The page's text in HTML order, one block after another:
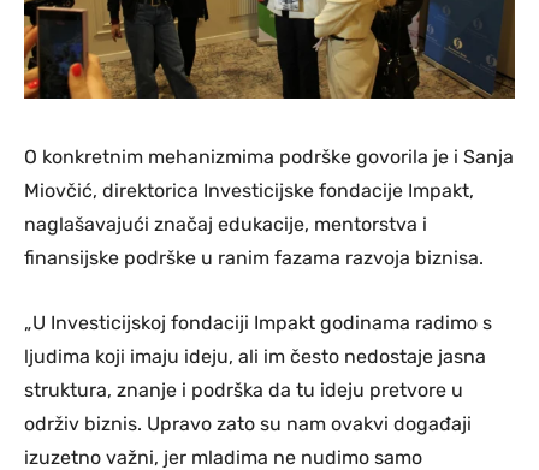
O konkretnim mehanizmima podrške govorila je i Sanja
Miovčić, direktorica Investicijske fondacije Impakt,
naglašavajući značaj edukacije, mentorstva i
finansijske podrške u ranim fazama razvoja biznisa.
„U Investicijskoj fondaciji Impakt godinama radimo s
ljudima koji imaju ideju, ali im često nedostaje jasna
struktura, znanje i podrška da tu ideju pretvore u
održiv biznis. Upravo zato su nam ovakvi događaji
izuzetno važni, jer mladima ne nudimo samo